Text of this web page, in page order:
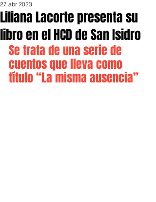
Liliana Lacorte presenta su
libro en el HCD de San Isidro
27 abr 2023
Se trata de una serie de
cuentos que lleva como
título “La misma ausencia”